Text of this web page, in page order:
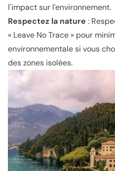
l'impact sur l'environnement.
Respectez la nature :
« Leave No Trace » pour
environnementale si vous
des zones isolées.